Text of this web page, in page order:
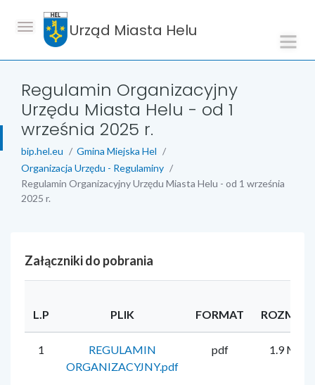
Urząd Miasta Helu
Regulamin Organizacyjny
Urzędu Miasta Helu - od 1
września 2025 r.
bip.hel.eu
Gmina Miejska Hel
Organizacja Urzędu - Regulaminy
Regulamin Organizacyjny Urzędu Miasta Helu - od 1 września
2025 r.
Załączniki do pobrania
L.P PLIK FORMAT ROZMIAR
1
REGULAMIN
ORGANIZACYJNY.pdf
pdf 1.9 MB